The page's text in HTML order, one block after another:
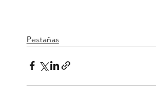
Pestañas